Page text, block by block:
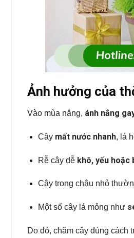
Ảnh hưởng của
Vào mùa nắng, ánh nắng
Cây mất nước nhanh, lá
Rễ cây dễ khô, yếu hoặc
Cây trong chậu nhỏ
Một số cây lá mỏng như
Do đó, chăm cây đúng cách